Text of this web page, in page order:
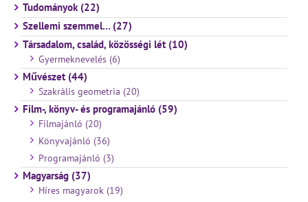
Tudományok (22)
Szellemi szemmel… (27)
Társadalom, család, közösségi lét (10)
Gyermeknevelés (6)
Művészet (44)
Szakrális geometria (20)
Film-, könyv- és programajánló (59)
Filmajánló (20)
Könyvajánló (36)
Programajánló (3)
Magyarság (37)
Híres magyarok (19)